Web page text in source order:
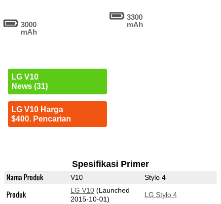
3000
mAh
LG V10
News (31)
LG V10 Harga
$400. Pencarian
3300
mAh
Spesifikasi Primer
Nama Produk V10 Stylo 4
Produk LG V10(Launched
2015-10-01)
LG Stylo 4